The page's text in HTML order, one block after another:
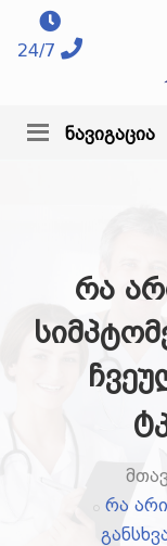
24/7
ნავიგაცია
რა
რა